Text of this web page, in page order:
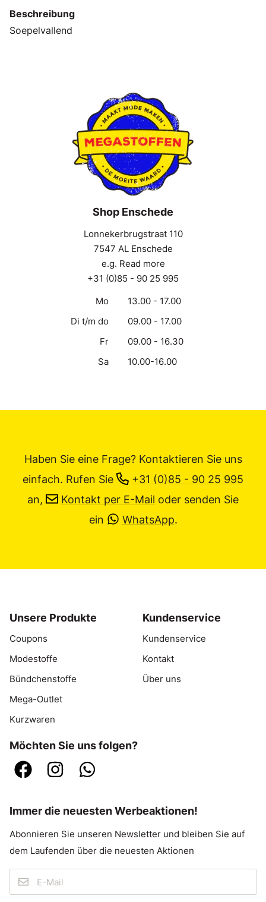
Beschreibung
Soepelvallend
Shop Enschede
Lonnekerbrugstraat 110
7547 AL Enschede
e.g. Read more
+31 (0)85 - 90 25 995
Mo
13.00 - 17.00
Di t/m do
09.00 - 17.00
Fr
09.00 - 16.30
Sa
10.00-16.00
Haben Sie eine Frage? Kontaktieren Sie uns
einfach. Rufen Sie
+31 (0)85 - 90 25 995
an,
Kontakt per E-Mail oder senden Sie
ein
WhatsApp.
Unsere Produkte
Coupons
Modestoffe
Bündchenstoffe
Mega-Outlet
Kurzwaren
Kundenservice
Kundenservice
Kontakt
Über uns
Möchten Sie uns folgen?
Immer die neuesten Werbeaktionen!
Abonnieren Sie unseren Newsletter und bleiben Sie auf
dem Laufenden über die neuesten Aktionen